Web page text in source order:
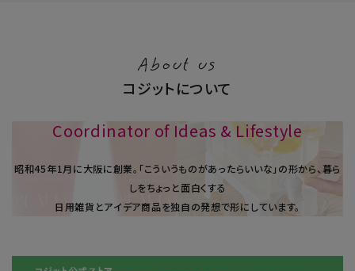
About us
コジットについて
Coordinator of Ideas & Lifestyle
昭和45年1⽉に大阪に創業。「こういうものがあったらいいな」の形から、暮ら
しをちょっと面白くする
日用雑貨とアイデア商品を独自の発想で形にしています。